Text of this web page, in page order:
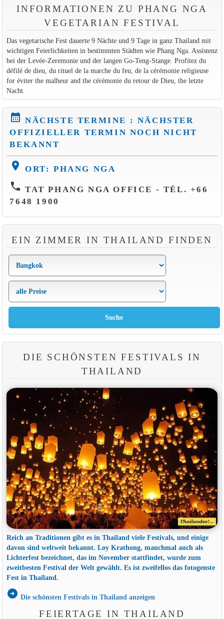
INFORMATIONEN ZU PHANG NGA
VEGETARIAN FESTIVAL
Das vegetarische Fest dauerte 9 Nächte und 9 Tage in ganz Thailand mit
wichtigen Feierlichkeiten in bestimmten Städten wie Phang Nga. Assistenz
bei der Levée-Zeremonie und der langen Go-Teng-Stange. Profitez du
défilé de dieu, du rituel de la marche du feu, de la cérémonie religieuse
for éviter the malheur and the cérémonie du retour de Dieu, the letzte
Nacht.
calendar_month NÄCHSTE TERMINE : NÄCHSTER
OFFIZIELLER TERMIN NOCH NICHT
BEKANNT
location_on ORT: PHANG NGA
phone TAT PHANG NGA OFFICE - TÉL. +66
7648 1900
EIN ZIMMER IN THAILAND FINDEN
DIE SCHÖNSTEN FESTIVALS IN
THAILAND
Reich an Traditionen gibt es in Thailand viele Festivals, und einige
davon sind weltweit bekannt. Loy Krathong, manchmal auch als
Lichterfest bezeichnet, das im November stattfindet, wurde zum
zweitbesten Festival der Welt gewählt. Es ist zweifellos das fotogenste
Fest in Thailand.
arrow_circle_right Die schönsten Festivals in Thailand anzeigen
FEIERTAGE IN THAILAND